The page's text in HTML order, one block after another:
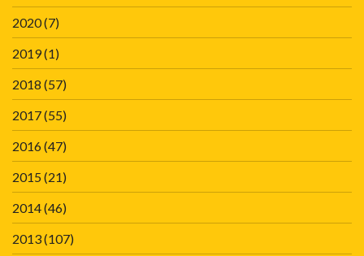
2020(7)
2019(1)
2018 (57)
2017(55)
2016(47)
2015(21)
2014(46)
2013(107)